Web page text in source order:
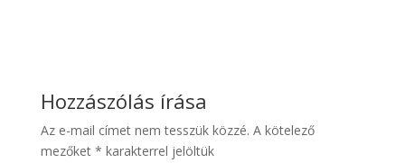
Hozzászólás írása
Az e-mail címet nem tesszük közzé. A kötelező
mezőket * karakterrel jelöltük